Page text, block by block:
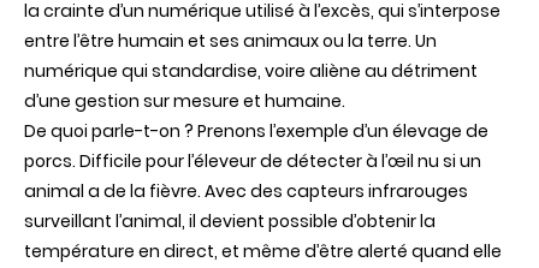
la crainte d’un numérique utilisé à l’excès, qui s’interpose
entre l’être humain et ses animaux ou la terre. Un
numérique qui standardise, voire aliène au détriment
d’une gestion sur mesure et humaine.
De quoi parle-t-on ? Prenons l’exemple d’un élevage de
porcs. Difficile pour l’éleveur de détecter à l’œil nu si un
animal a de la fièvre. Avec des capteurs infrarouges
surveillant l’animal, il devient possible d’obtenir la
température en direct, et même d’être alerté quand elle